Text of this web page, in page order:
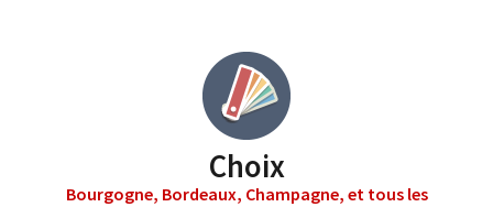
Choix
Bourgogne, Bordeaux, Champagne, et tous les